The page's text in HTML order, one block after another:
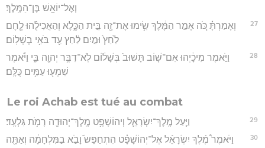
וְאֶל־יוֹאָ֖שׁ בֶּן־הַמֶּֽלֶךְ׃
27
וְאָמַרְתָּ֗ כֹּ֚ה אָמַ֣ר הַמֶּ֔לֶךְ שִׂ֥ימוּ אֶת־זֶ֖ה בֵּ֣ית הַכֶּ֑לֶא וְהַאֲכִילֻ֨הוּ לֶ֤חֶם
לַ֙חַץ֙ וּמַ֣יִם לַ֔חַץ עַ֖ד בֹּאִ֥י בְשָׁלֽוֹם׃
28
וַיֹּ֣אמֶר מִיכָ֔יְהוּ אִם־שׁ֤וֹב תָּשׁוּב֙ בְּשָׁל֔וֹם לֹֽא־דִבֶּ֥ר יְהוָ֖ה בִּ֑י וַיֹּ֕אמֶר
שִׁמְע֖וּ עַמִּ֥ים כֻּלָּֽם׃
Le roi Achab est tué au combat
29 וַיַּ֧עַל מֶֽלֶךְ־יִשְׂרָאֵ֛ל וְיהוֹשָׁפָ֥ט מֶֽלֶךְ־יְהוּדָ֖ה רָמֹ֥ת גִּלְעָֽד׃
30
וַיֹּאמֶר֩ מֶ֨לֶךְ יִשְׂרָאֵ֜ל אֶל־יְהוֹשָׁפָ֗ט הִתְחַפֵּשׂ֙ וָבֹ֣א בַמִּלְחָמָ֔ה וְאַתָּ֖ה